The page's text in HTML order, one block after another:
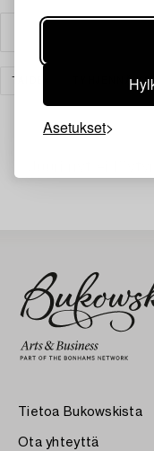
Asetukset
TYHJENNÄ
Tietoa Bukowskista
Ota yhteyttä